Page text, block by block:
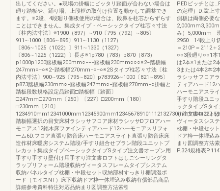
出してください。●現場の掛幅にピッタリ踏面が合わない場合は
廻り踏板や、踊り場、上段框の取付け位置を動かして調整でき
ます。※2段、4段廻り側板使用の場合は、段鼻を柱芯からずらす
ことはできません。集成タイプ・ベーシックタイプ柱芯々寸法
〔柱内法寸法〕※1900（897）∼910〔795（792）∼805〕
911∼1000〔806∼895〕911∼1130（1127）
〔806∼1025（1022）〕911∼1330（1327）
〔806∼1225（1222）〕長さ※1p780（783）p870（873）
p1000p1200踏板幅200mm○−−−踏板幅230mm○○○※2−踏板幅
247mm○−○※2−踏板幅270mm−○−○※2Sタイプ柱芯々寸法〔柱
内法寸法〕900∼925〔795∼820〕p783926∼1000〔821∼895〕
p873踏板幅230mm○−踏板幅247mm○−踏板幅270mm−○掛幅と
踏板段数規格設定品踏面□踏板幅〔踏面〕
□247mm□270mm〔250〕〔227〕□200mm〔180〕
□230mm〔210〕
踏板幅選択の目安床材ラシッサフロア床材ラシッサDフロアハー
モニアス12銘木床ファインティアハード12ハーモニアスリフォ
ーム6D.フロア直張り防音床ハーモニアスライト直張り防音床床
造作材床暖房システム階段/手すり組合せプラン階段ユニットプ
レカット集成タイプベーシックタイプSタイプ注文書オープン用
手すり手すり壁付け用手すり注文書ロフトはしごシーリングタ
ラップリフォーム階段収納ヴィータスフレームタイプシステム
収納パネルタイプ枕棚・中段セット収納部材すっきり棚調湿ボ
ード（モイスNT）床下収納ドア枠一体埋込み収納有償部品商品
詳細参考資料特注対応品納まり図調整方法索引
PEDピッチとは
の定理）D:蹴上
側板は両側必要
み）
2950 14段上り
＝210P＝2112
○○3段廻り○○1本
は2本×1または2
3または4本2本2
ラシッサフロア
ティアハード12
ハーモニアスラ
手すり階段ユニ
ックタイプSタ
り注文書ロフト
ヴィータスシス
枕棚・中段セッ
ドア枠一体埋込
まり図調整方法
P.324規格表